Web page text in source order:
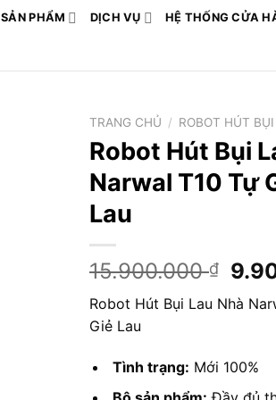
SẢN PHẨM DỊCH VỤ HỆ THỐNG CỬA
TRANG CHỦ / ROBOT HÚT BỤI
Robot Hút Bụi
Narwal T10 Tự
Lau
15.900.000₫
Giá
gốc
là:
Robot Hút Bụi Lau Nhà
Giẻ Lau
Tình trạng: Mới 100%